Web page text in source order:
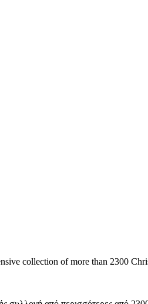
collection of more than 2300